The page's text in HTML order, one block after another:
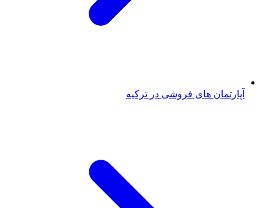
آپارتمان های فروشی در ترکیه